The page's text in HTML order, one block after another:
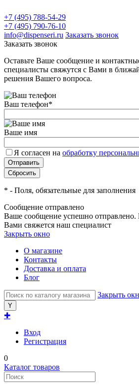
+7 (495) 788-54-29
+7 (495) 790-76-10
info@dispenseri.ru Заказать звонок
Заказать звонок
Оставьте Ваше сообщение и
специалисты свяжутся с Вами в
решения Вашего вопроса.
Ваш телефон*
Ваше имя
Я согласен на обработку
* - Поля, обязательные для заполнения
Сообщение отправлено
Ваше сообщение успешно
Вами свяжется наш специалист
Закрыть окно
О магазине
Контакты
Доставка и оплата
Блог
Закрыть
✚
Вход
Регистрация
0
Каталог товаров